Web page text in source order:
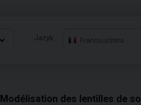
Jazyk: Francouzština
Modélisation des lentilles de